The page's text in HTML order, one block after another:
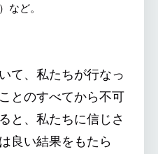
など。
て、私たちが行なっ
とのすべてから不可
と、私たちに信じさ
良い結果をもたら